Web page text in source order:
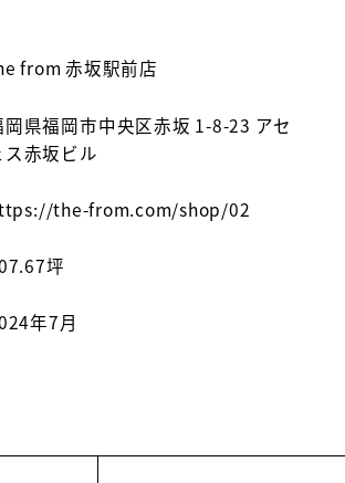
from 赤坂駅前店
岡県福岡市中央区赤坂 1-8-23 アセ
ス赤坂ビル
the-from.com/shop/02
坪
年7月